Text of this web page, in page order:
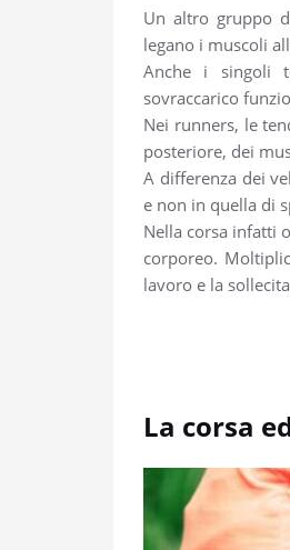
Un altro gruppo
legano i muscoli
Anche i singoli
sovraccarico
Nei runners, le
posteriore, dei
A differenza dei
e non in quella di
Nella corsa infatti
corporeo.
lavoro e la
La corsa